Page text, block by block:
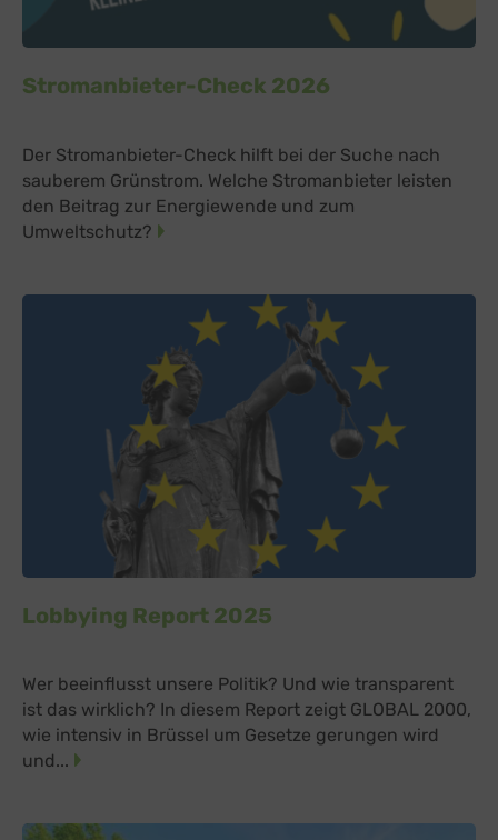
Stromanbieter-Check 2026
Der Stromanbieter-Check hilft bei der Suche nach
sauberem Grünstrom. Welche Stromanbieter leisten
den Beitrag zur Energiewende und zum
Umweltschutz?
Lobbying Report 2025
Wer beeinflusst unsere Politik? Und wie transparent
ist das wirklich? In diesem Report zeigt GLOBAL 2000,
wie intensiv in Brüssel um Gesetze gerungen wird
und...